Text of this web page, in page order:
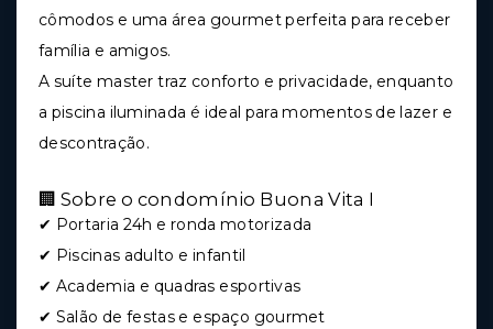
cômodos e uma área gourmet perfeita para receber
família e amigos.
A suíte master traz conforto e privacidade, enquanto
a piscina iluminada é ideal para momentos de lazer e
descontração.
🏢 Sobre o condomínio Buona Vita I
✔ Portaria 24h e ronda motorizada
✔ Piscinas adulto e infantil
✔ Academia e quadras esportivas
✔ Salão de festas e espaço gourmet